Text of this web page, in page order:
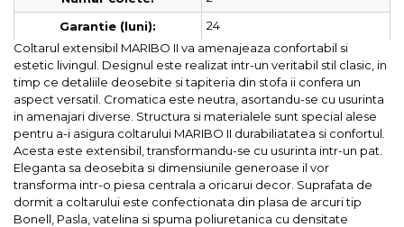
Garantie (luni):
24
Coltarul extensibil MARIBO II va amenajeaza confortabil si
estetic livingul. Designul este realizat intr-un veritabil stil clasic, in
timp ce detaliile deosebite si tapiteria din stofa ii confera un
aspect versatil. Cromatica este neutra, asortandu-se cu usurinta
in amenajari diverse. Structura si materialele sunt special alese
pentru a-i asigura coltarului MARIBO II durabiliatatea si confortul.
Acesta este extensibil, transformandu-se cu usurinta intr-un pat.
Eleganta sa deosebita si dimensiunile generoase il vor
transforma intr-o piesa centrala a oricarui decor. Suprafata de
dormit a coltarului este confectionata din plasa de arcuri tip
Bonell, Pasla, vatelina si spuma poliuretanica cu densitate